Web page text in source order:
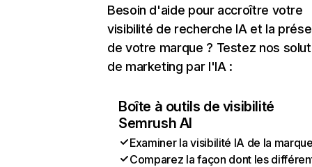
Besoin d'aide pour accroître votre
visibilité de recherche IA et la
de votre marque ? Testez nos
de marketing par l'IA :
Boîte à outils de visibilité
Semrush AI
Examiner la visibilité IA de la
Comparez la façon dont les